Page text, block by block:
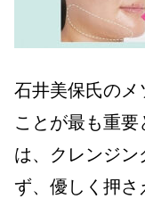
石井美保氏のメ
ことが最も重
は、クレンジン
ず、優しく押さ